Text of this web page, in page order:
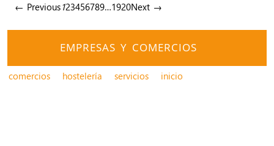
← Previous123456789…1920Next →
EMPRESAS Y COMERCIOS
comercios hostelería servicios inicio